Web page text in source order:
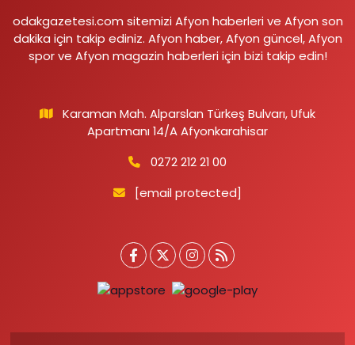
odakgazetesi.com sitemizi Afyon haberleri ve Afyon son
dakika için takip ediniz. Afyon haber, Afyon güncel, Afyon
spor ve Afyon magazin haberleri için bizi takip edin!
Karaman Mah. Alparslan Türkeş Bulvarı, Ufuk
Apartmanı 14/A Afyonkarahisar
0272 212 21 00
[email protected]